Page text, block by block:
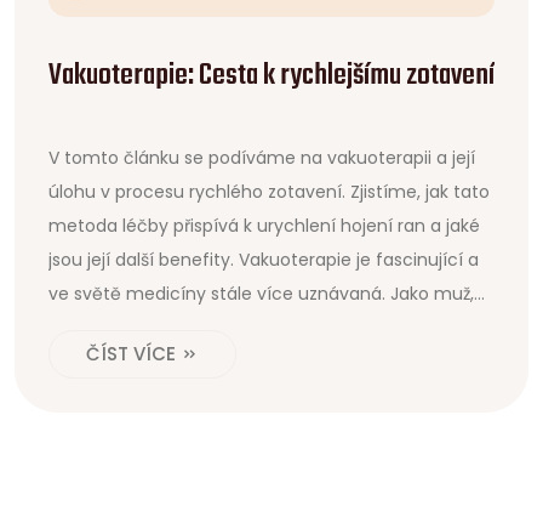
Vakuoterapie: Cesta k rychlejšímu zotavení
V tomto článku se podíváme na vakuoterapii a její
úlohu v procesu rychlého zotavení. Zjistíme, jak tato
metoda léčby přispívá k urychlení hojení ran a jaké
jsou její další benefity. Vakuoterapie je fascinující a
ve světě medicíny stále více uznávaná. Jako muž,
jsem zvědavý, jak mi vakuoterapie může pomoci.
ČÍST VÍCE